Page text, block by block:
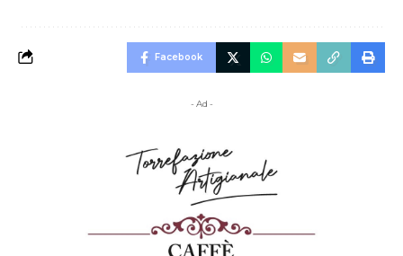
Facebook
- Ad -